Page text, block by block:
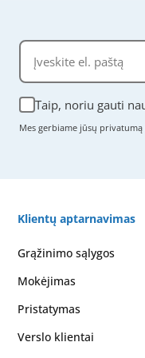
Taip, noriu gauti
Mes gerbiame jūsų
Klientų aptarnavimas
Grąžinimo sąlygos
Mokėjimas
Pristatymas
Verslo klientai